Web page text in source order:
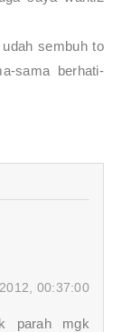
sembuh to
sama berhati-
00:37:00
parah mgk